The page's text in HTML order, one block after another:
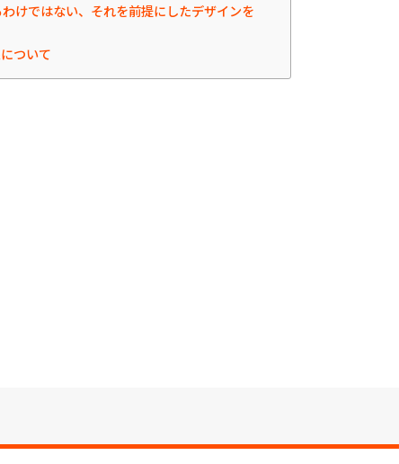
けではない、それを前提にしたデザインを
ついて